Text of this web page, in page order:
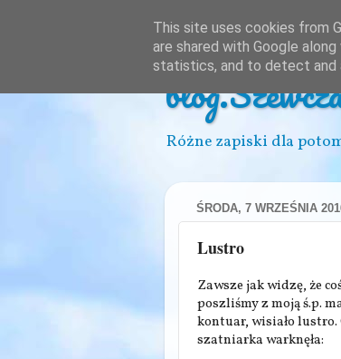
Różne zapiski dla
ŚRODA, 7 WRZEŚNIA
Lustro
Zawsze jak widzę, że
poszliśmy z moją ś.p.
kontuar, wisiało lustro.
szatniarka warknęła:
This site uses cookies from
are shared with Google
statistics, and to detect and